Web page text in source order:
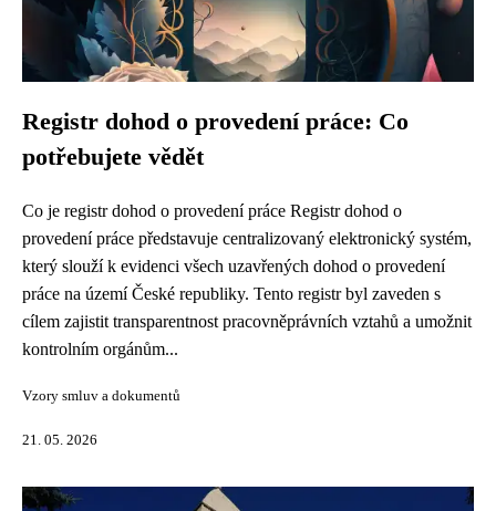
Registr dohod o provedení práce: Co
potřebujete vědět
Co je registr dohod o provedení práce Registr dohod o
provedení práce představuje centralizovaný elektronický systém,
který slouží k evidenci všech uzavřených dohod o provedení
práce na území České republiky. Tento registr byl zaveden s
cílem zajistit transparentnost pracovněprávních vztahů a umožnit
kontrolním orgánům...
Vzory smluv a dokumentů
21. 05. 2026